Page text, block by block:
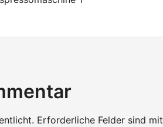
Erforderliche Felder sind mit